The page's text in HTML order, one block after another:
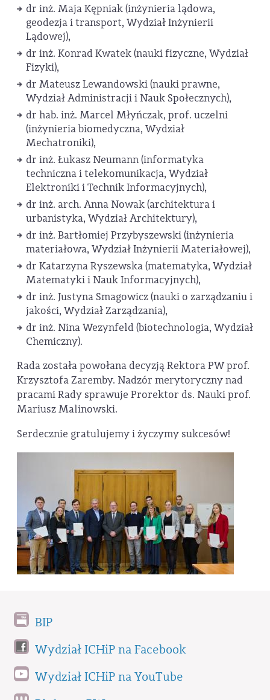
dr inż. Maja Kępniak (inżynieria lądowa,
geodezja i transport, Wydział Inżynierii
Lądowej),
dr inż. Konrad Kwatek (nauki fizyczne, Wydział
Fizyki),
dr Mateusz Lewandowski (nauki prawne,
Wydział Administracji i Nauk Społecznych),
dr hab. inż. Marcel Młyńczak, prof. uczelni
(inżynieria biomedyczna, Wydział
Mechatroniki),
dr inż. Łukasz Neumann (informatyka
techniczna i telekomunikacja, Wydział
Elektroniki i Technik Informacyjnych),
dr inż. arch. Anna Nowak (architektura i
urbanistyka, Wydział Architektury),
dr inż. Bartłomiej Przybyszewski (inżynieria
materiałowa, Wydział Inżynierii Materiałowej),
dr Katarzyna Ryszewska (matematyka, Wydział
Matematyki i Nauk Informacyjnych),
dr inż. Justyna Smagowicz (nauki o zarządzaniu i
jakości, Wydział Zarządzania),
dr inż. Nina Wezynfeld (biotechnologia, Wydział
Chemiczny).
Rada została powołana decyzją Rektora PW prof.
Krzysztofa Zaremby. Nadzór merytoryczny nad
pracami Rady sprawuje Prorektor ds. Nauki prof.
Mariusz Malinowski.
Serdecznie gratulujemy i życzymy sukcesów!
BIP
Wydział ICHiP na Facebook
Wydział ICHiP na YouTube